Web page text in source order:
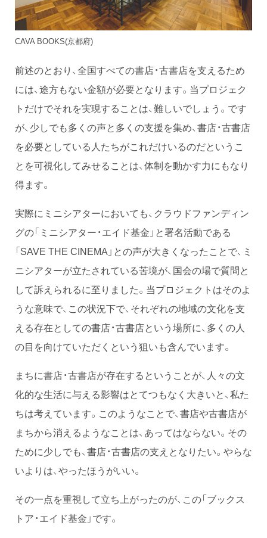
CAVA BOOKS(京都府)
前述のとおり、全国すべての書店・古書店を支えるため
には、途方もない金額が必要となります。当プロジェク
トだけでそれを実現することは、難しいでしょう。です
が、少しでも多くの声と多くの支援を集め、書店・古書店
を必要としている人たちがこれだけいるのだというこ
とを可視化してみせることは、体制を動かす力にもなり
得ます。
実際にミニシアターにおいても、クラウドファンディン
グの「ミニシアター・エイド基金」と署名活動である
「SAVE THE CINEMA」との声が大きくなったことで、ミ
ニシアターが立たされている苦境が、国会の場で質問と
して訴えられるに至りました。当プロジェクトはそのよ
うな意味で、この状況下で、それぞれの地域の文化を支
える存在としての書店・古書店という場所に、多くの人
の目を向けていただくという狙いも含んでいます。
まちに書店・古書店が存在するということが、人々の文
化的な生活に与える影響はとてつもなく大きいと、私た
ちは考えています。このようなことで、書店や古書店が
まちから消えるようなことは、あってはならない。その
ために少しでも、書店・古書店の支えとなりたい。やらな
いよりは、やったほうがいい。
その一点を重視して立ち上がったのが、この「ブックス
トア・エイド基金」です。